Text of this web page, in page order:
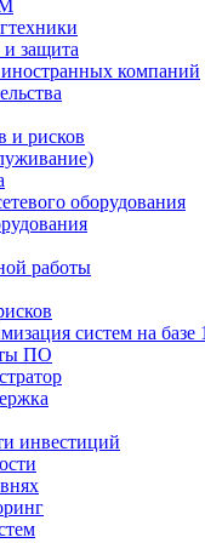
защита
компаний
и рисков
оборудования
работы
систем на базе
ПО
инвестиций